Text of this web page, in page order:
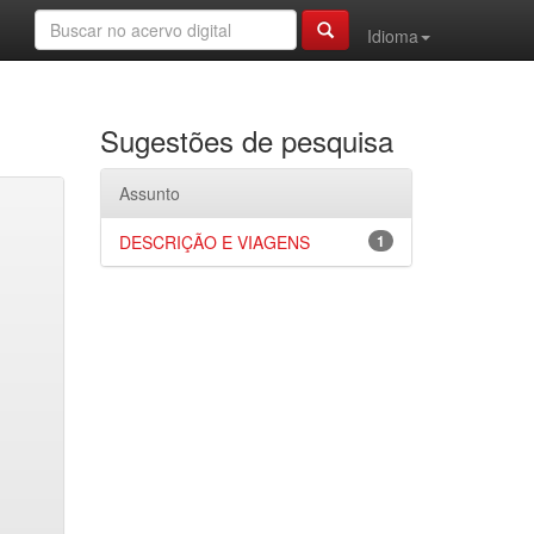
Idioma
Sugestões de pesquisa
Assunto
1
DESCRIÇÃO E VIAGENS